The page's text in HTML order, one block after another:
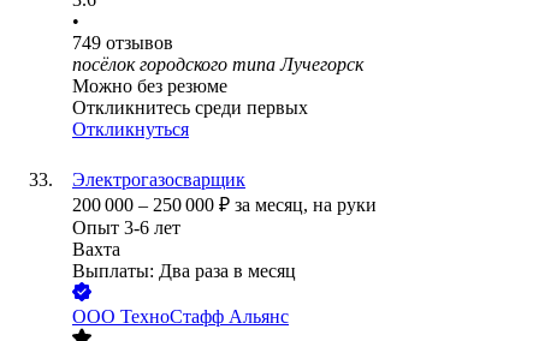
•
749 отзывов
посёлок городского типа Лучегорск
Можно без резюме
Откликнитесь среди первых
Откликнуться
Электрогазосварщик
200 000 – 250 000 ₽ за месяц, на руки
Опыт 3-6 лет
Вахта
Выплаты: Два раза в месяц
ООО ТехноСтафф Альянс